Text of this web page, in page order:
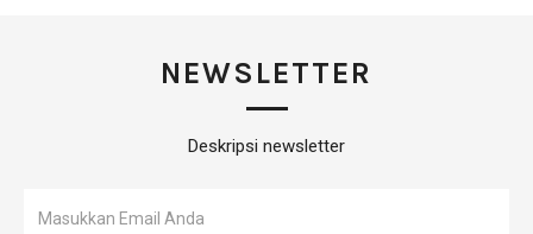
NEWSLETTER
Deskripsi newsletter